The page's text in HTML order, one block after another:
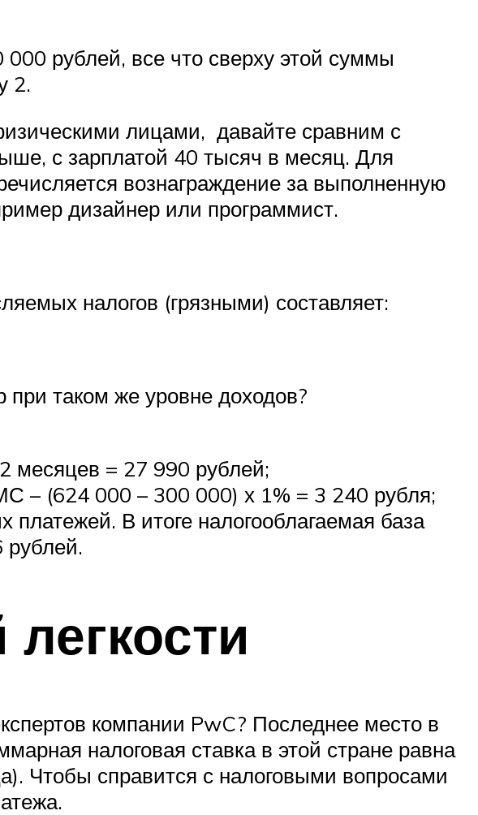
рублей, все что сверху этой суммы
2.
лицами, давайте сравним с
с зарплатой 40 тысяч в месяц. Для
вознаграждение за выполненную
дизайнер или программист.
налогов (грязными) составляет:
таком же уровне доходов?
= 27 990 рублей;
(624 000 – 300 000) х 1% = 3 240 рубля;
В итоге налогооблагаемая база
рублей.
компании PwC? Последнее место в
налоговая ставка в этой стране равна
Чтобы справится с налоговыми вопросами